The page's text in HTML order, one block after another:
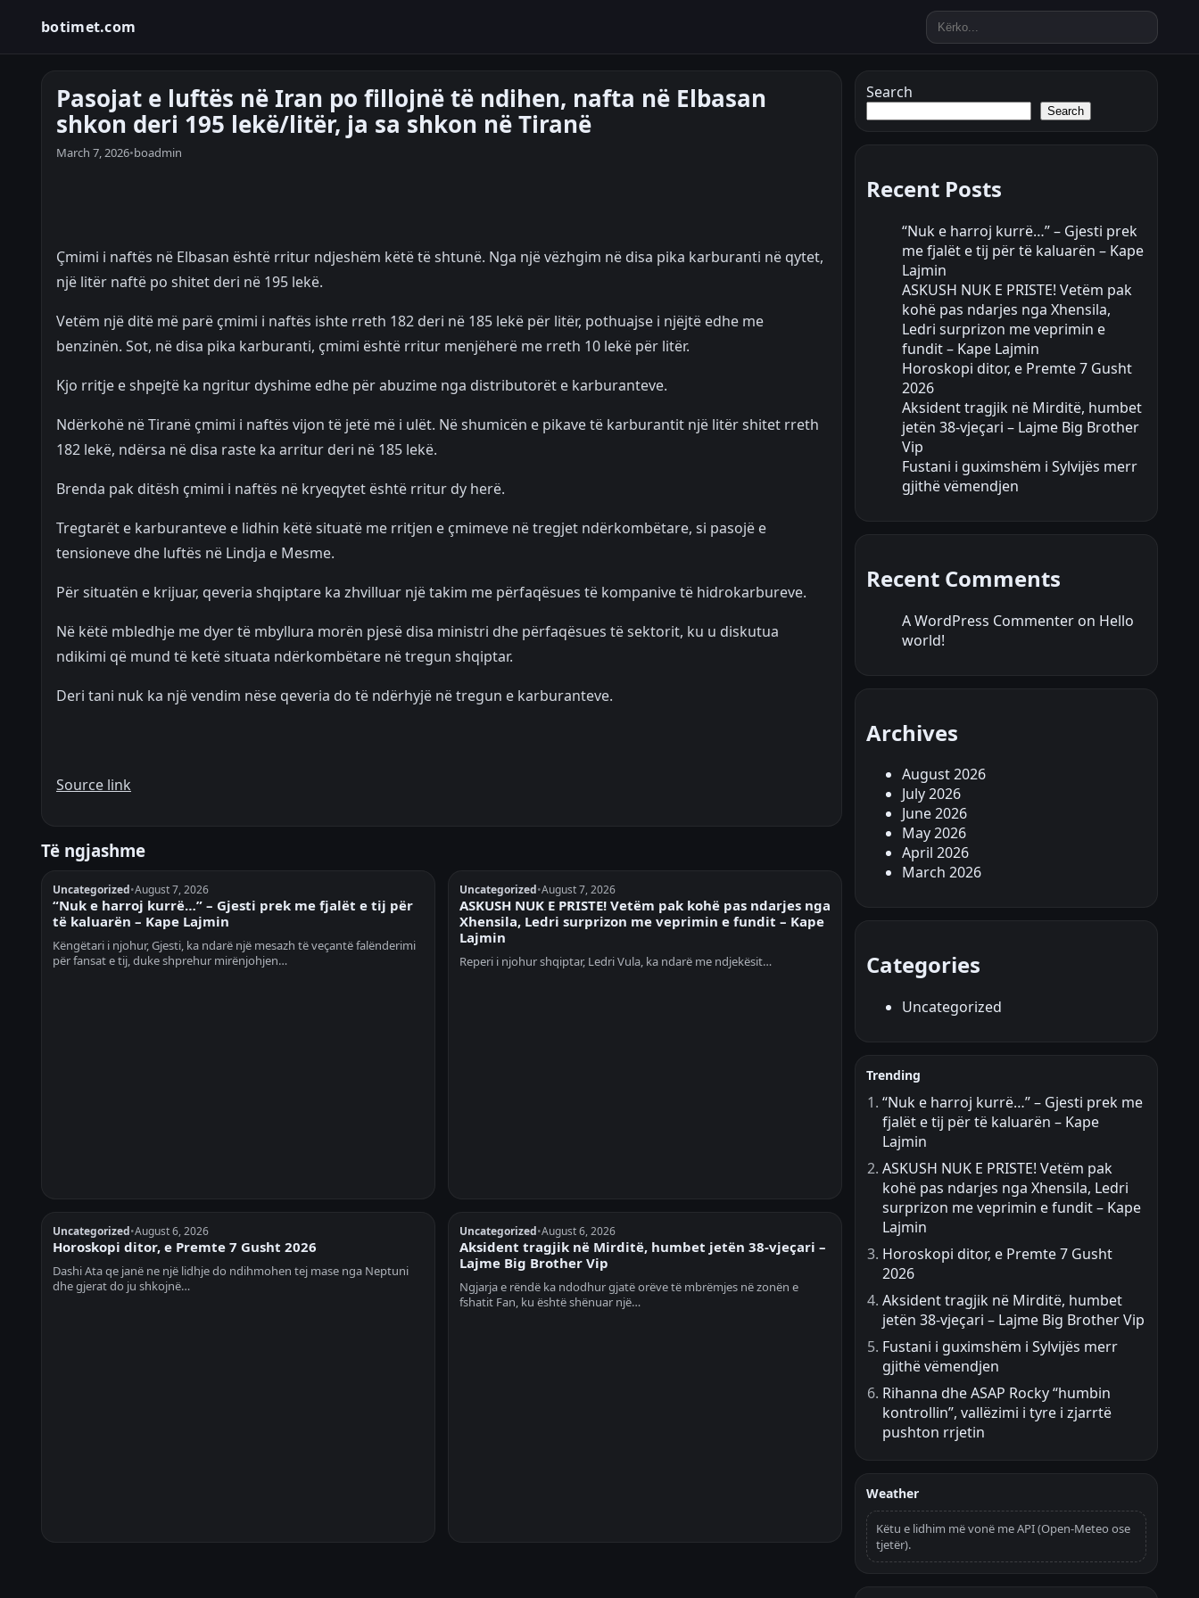
botimet.com
Pasojat e luftës në Iran po fillojnë të ndihen, nafta në Elbasan
shkon deri 195 lekë/litër, ja sa shkon në Tiranë
March 7, 2026•boadmin
Çmimi i naftës në Elbasan është rritur ndjeshëm këtë të shtunë. Nga një vëzhgim në disa pika karburanti në qytet,
një litër naftë po shitet deri në 195 lekë.
Vetëm një ditë më parë çmimi i naftës ishte rreth 182 deri në 185 lekë për litër, pothuajse i njëjtë edhe me
benzinën. Sot, në disa pika karburanti, çmimi është rritur menjëherë me rreth 10 lekë për litër.
Kjo rritje e shpejtë ka ngritur dyshime edhe për abuzime nga distributorët e karburanteve.
Ndërkohë në Tiranë çmimi i naftës vijon të jetë më i ulët. Në shumicën e pikave të karburantit një litër shitet rreth
182 lekë, ndërsa në disa raste ka arritur deri në 185 lekë.
Brenda pak ditësh çmimi i naftës në kryeqytet është rritur dy herë.
Tregtarët e karburanteve e lidhin këtë situatë me rritjen e çmimeve në tregjet ndërkombëtare, si pasojë e
tensioneve dhe luftës në Lindja e Mesme.
Për situatën e krijuar, qeveria shqiptare ka zhvilluar një takim me përfaqësues të kompanive të hidrokarbureve.
Në këtë mbledhje me dyer të mbyllura morën pjesë disa ministri dhe përfaqësues të sektorit, ku u diskutua
ndikimi që mund të ketë situata ndërkombëtare në tregun shqiptar.
Deri tani nuk ka një vendim nëse qeveria do të ndërhyjë në tregun e karburanteve.
Source link
Të ngjashme
Uncategorized•August 7, 2026
“Nuk e harroj kurrë…” – Gjesti prek me fjalët e tij për
të kaluarën – Kape Lajmin
Këngëtari i njohur, Gjesti, ka ndarë një mesazh të veçantë falënderimi
për fansat e tij, duke shprehur mirënjohjen…
Uncategorized•August 7, 2026
ASKUSH NUK E PRISTE! Vetëm pak kohë pas ndarjes nga
Xhensila, Ledri surprizon me veprimin e fundit – Kape
Lajmin
Reperi i njohur shqiptar, Ledri Vula, ka ndarë me ndjekësit…
Uncategorized•August 6, 2026
Horoskopi ditor, e Premte 7 Gusht 2026
Dashi Ata qe janë ne një lidhje do ndihmohen tej mase nga Neptuni
dhe gjerat do ju shkojnë…
Uncategorized•August 6, 2026
Aksident tragjik në Mirditë, humbet jetën 38-vjeçari –
Lajme Big Brother Vip
Ngjarja e rëndë ka ndodhur gjatë orëve të mbrëmjes në zonën e
fshatit Fan, ku është shënuar një…
Search
Search
Recent Posts
“Nuk e harroj kurrë…” – Gjesti prek
me fjalët e tij për të kaluarën – Kape
Lajmin
ASKUSH NUK E PRISTE! Vetëm pak
kohë pas ndarjes nga Xhensila,
Ledri surprizon me veprimin e
fundit – Kape Lajmin
Horoskopi ditor, e Premte 7 Gusht
2026
Aksident tragjik në Mirditë, humbet
jetën 38-vjeçari – Lajme Big Brother
Vip
Fustani i guximshëm i Sylvijës merr
gjithë vëmendjen
Recent Comments
A WordPress Commenter on Hello
world!
Archives
August 2026
July 2026
June 2026
May 2026
April 2026
March 2026
Categories
Uncategorized
Trending
“Nuk e harroj kurrë…” – Gjesti prek me
fjalët e tij për të kaluarën – Kape
Lajmin
ASKUSH NUK E PRISTE! Vetëm pak
kohë pas ndarjes nga Xhensila, Ledri
surprizon me veprimin e fundit – Kape
Lajmin
Horoskopi ditor, e Premte 7 Gusht
2026
Aksident tragjik në Mirditë, humbet
jetën 38-vjeçari – Lajme Big Brother Vip
Fustani i guximshëm i Sylvijës merr
gjithë vëmendjen
Rihanna dhe ASAP Rocky “humbin
kontrollin”, vallëzimi i tyre i zjarrtë
pushton rrjetin
Weather
Këtu e lidhim më vonë me API (Open-Meteo ose
tjetër).